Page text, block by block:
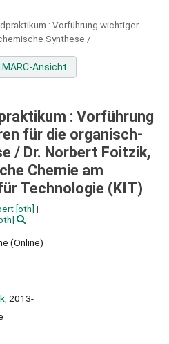
: Vorführung wichtiger
Synthese /
MARC-Ansicht
: Vorführung
für die organisch-
/ Dr. Norbert Foitzik,
Chemie am
Technologie (KIT)
[oth]
(Online)
2013-